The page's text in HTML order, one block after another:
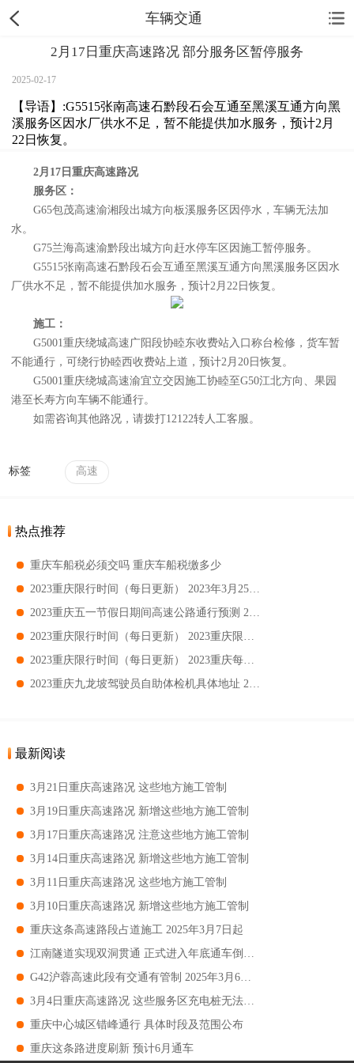
车辆交通
2月17日重庆高速路况 部分服务区暂停服务
2025-02-17
【导语】:G5515张南高速石黔段石会互通至黑溪互通方向黑
溪服务区因水厂供水不足，暂不能提供加水服务，预计2月
22日恢复。
2月17日重庆高速路况
服务区：
G65包茂高速渝湘段出城方向板溪服务区因停水，车辆无法加
水。
G75兰海高速渝黔段出城方向赶水停车区因施工暂停服务。
G5515张南高速石黔段石会互通至黑溪互通方向黑溪服务区因水
厂供水不足，暂不能提供加水服务，预计2月22日恢复。
施工：
G5001重庆绕城高速广阳段协睦东收费站入口称台检修，货车暂
不能通行，可绕行协睦西收费站上道，预计2月20日恢复。
G5001重庆绕城高速渝宜立交因施工协睦至G50江北方向、果园
港至长寿方向车辆不能通行。
如需咨询其他路况，请拨打12122转人工客服。
标签 高速
热点推荐
重庆车船税必须交吗 重庆车船税缴多少
最新阅读
3月21日重庆高速路况 这些地方施工管制
3月19日重庆高速路况 新增这些地方施工管制
3月17日重庆高速路况 注意这些地方施工管制
3月14日重庆高速路况 新增这些地方施工管制
3月11日重庆高速路况 这些地方施工管制
3月10日重庆高速路况 新增这些地方施工管制
重庆这条高速路段占道施工 2025年3月7日起
重庆中心城区错峰通行 具体时段及范围公布
重庆这条路进度刷新 预计6月通车